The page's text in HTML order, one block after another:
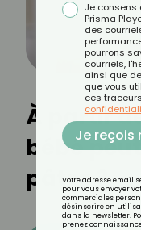
À partir
bébé
pâtes ?
Je consens
Prisma
des
pourrons
courriels,
ainsi que
que vous
ces
Je reçois
Votre adresse email
pour vous envoyer
commerciales
désinscrire en
dans la newsletter.
prenez